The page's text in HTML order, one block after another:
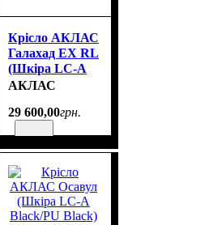
Крісло АКЛАС
Галахад EX RL
(Шкіра LC-A
Black/PU
00142835
АКЛАС
29 600,00грн.